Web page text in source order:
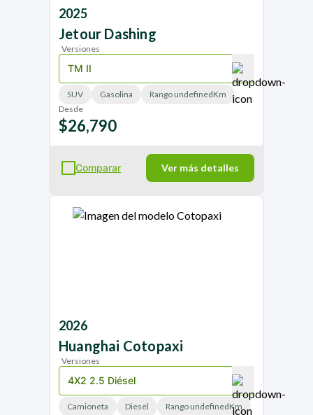
2025
Jetour Dashing
Versiones
SUV Gasolina
Rango undefinedKm
Desde
$26,790
Comparar Ver más detalles
2026
Huanghai Cotopaxi
Versiones
Camioneta Diesel
Rango undefinedKm